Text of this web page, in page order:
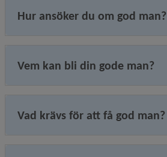
Hur ansöker du om god man?
Vem kan bli din gode man?
Vad krävs för att få god man?